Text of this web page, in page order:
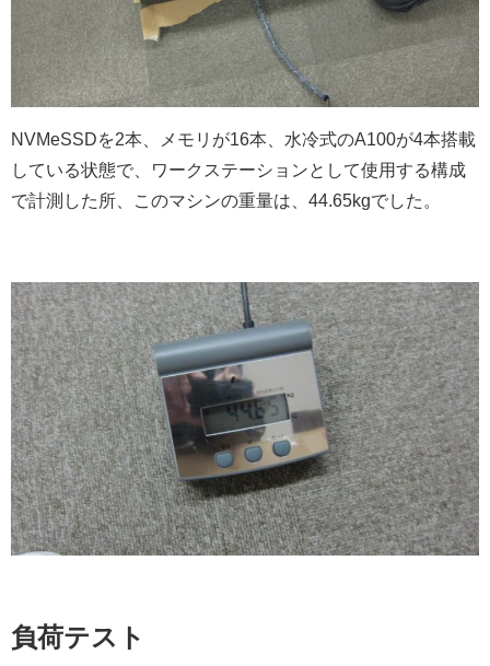
NVMeSSDを2本、メモリが16本、水冷式のA100が4本搭載
している状態で、ワークステーションとして使用する構成
で計測した所、このマシンの重量は、44.65kgでした。
負荷テスト